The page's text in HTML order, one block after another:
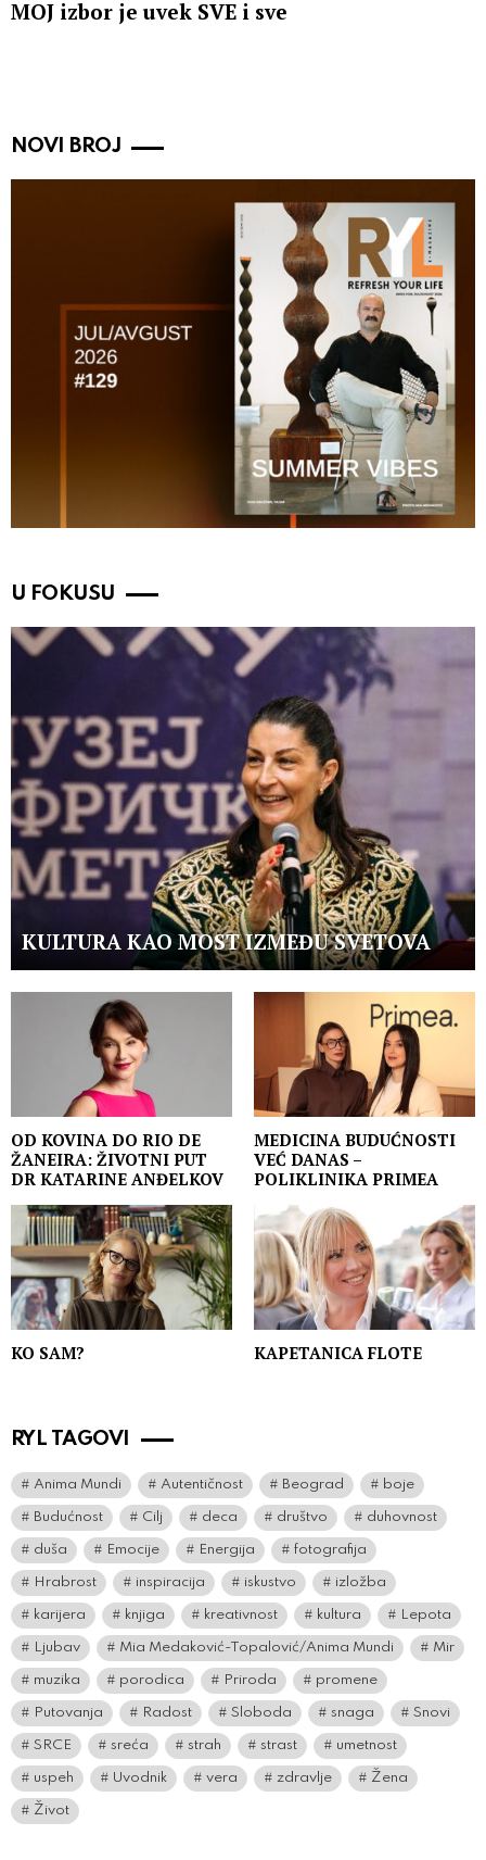
MOJ izbor je uvek SVE i sve
NOVI BROJ
U FOKUSU
KULTURA KAO MOST IZMEĐU SVETOVA
OD KOVINA DO RIO DE
ŽANEIRA: ŽIVOTNI PUT
DR KATARINE ANĐELKOV
MEDICINA BUDUĆNOSTI
VEĆ DANAS –
POLIKLINIKA PRIMEA
KO SAM? KAPETANICA FLOTE
RYL TAGOVI
Anima Mundi Autentičnost Beograd boje
Budućnost Cilj deca društvo duhovnost
duša Emocije Energija fotografija
Hrabrost inspiracija iskustvo izložba
karijera knjiga kreativnost kultura Lepota
Ljubav Mia Medaković-Topalović/Anima Mundi Mir
muzika porodica Priroda promene
Putovanja Radost Sloboda snaga Snovi
SRCE sreća strah strast umetnost
uspeh Uvodnik vera zdravlje Žena
Život